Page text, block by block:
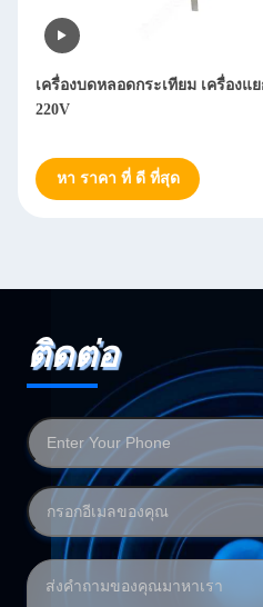
เครื่องบดหลอดกระเทียม เครื่องแ
220V
หา ราคา ที่ ดี ที่สุด
ติดต่อ